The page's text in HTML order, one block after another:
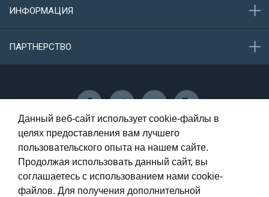
Акции
ИНФОРМАЦИЯ
Конфиденциальность данных
ПАРТНЕРСТВО
8 (987) 946-00-56
Самара, Олимпийская, 73 - 1 этаж
Данный веб-сайт использует cookie-файлы в
целях предоставления вам лучшего
пользовательского опыта на нашем сайте.
Продолжая использовать данный сайт, вы
соглашаетесь с использованием нами cookie-
файлов. Для получения дополнительной